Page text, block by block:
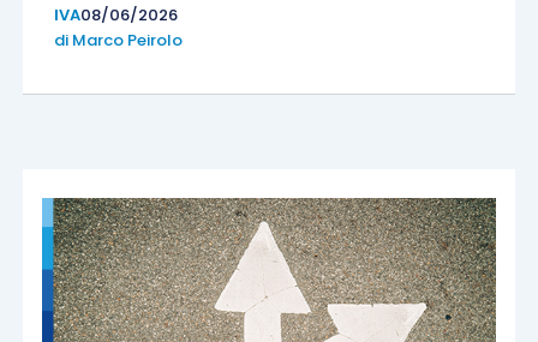
IVA08/06/2026
di Marco Peirolo